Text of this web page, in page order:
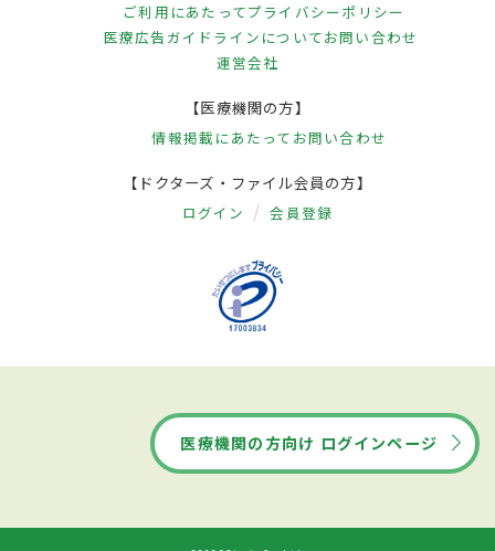
ご利用にあたってプライバシーポリシー
医療広告ガイドラインについてお問い合わせ
運営会社
【医療機関の方】
情報掲載にあたって お問い合わせ
【ドクターズ・ファイル会員の方】
ログイン 会員登録
医療機関の方向け ログインページ